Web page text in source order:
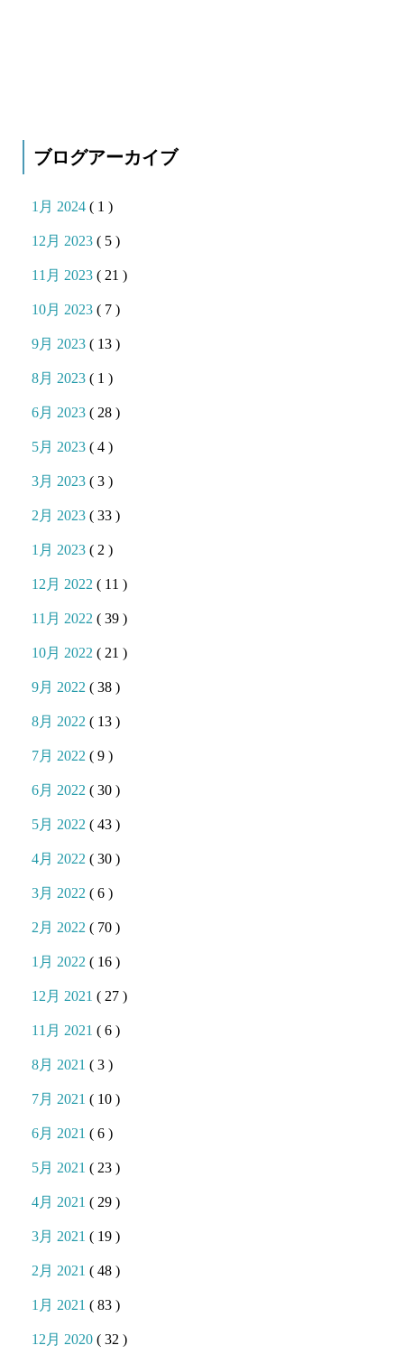
ブログアーカイブ
1月 2024( 1 )
12月 2023( 5 )
11月 2023( 21 )
10月 2023( 7 )
9月 2023( 13 )
8月 2023( 1 )
6月 2023( 28 )
5月 2023( 4 )
3月 2023( 3 )
2月 2023( 33 )
1月 2023( 2 )
12月 2022( 11 )
11月 2022( 39 )
10月 2022( 21 )
9月 2022( 38 )
8月 2022( 13 )
7月 2022( 9 )
6月 2022( 30 )
5月 2022( 43 )
4月 2022( 30 )
3月 2022( 6 )
2月 2022( 70 )
1月 2022( 16 )
12月 2021( 27 )
11月 2021( 6 )
8月 2021( 3 )
7月 2021( 10 )
6月 2021( 6 )
5月 2021( 23 )
4月 2021( 29 )
3月 2021( 19 )
2月 2021( 48 )
1月 2021( 83 )
12月 2020( 32 )